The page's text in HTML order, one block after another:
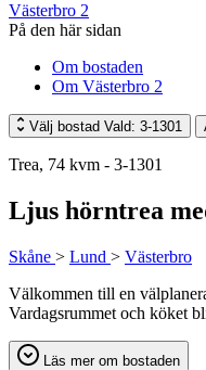
Västerbro 2
På den här sidan
Om bostaden
Om Västerbro 2
Välj bostad Vald: 3-1301
Trea, 74 kvm - 3-1301
Ljus hörntrea
Skåne > Lund > Västerbro
Välkommen till en
Vardagsrummet och köket
Läs mer om bostaden